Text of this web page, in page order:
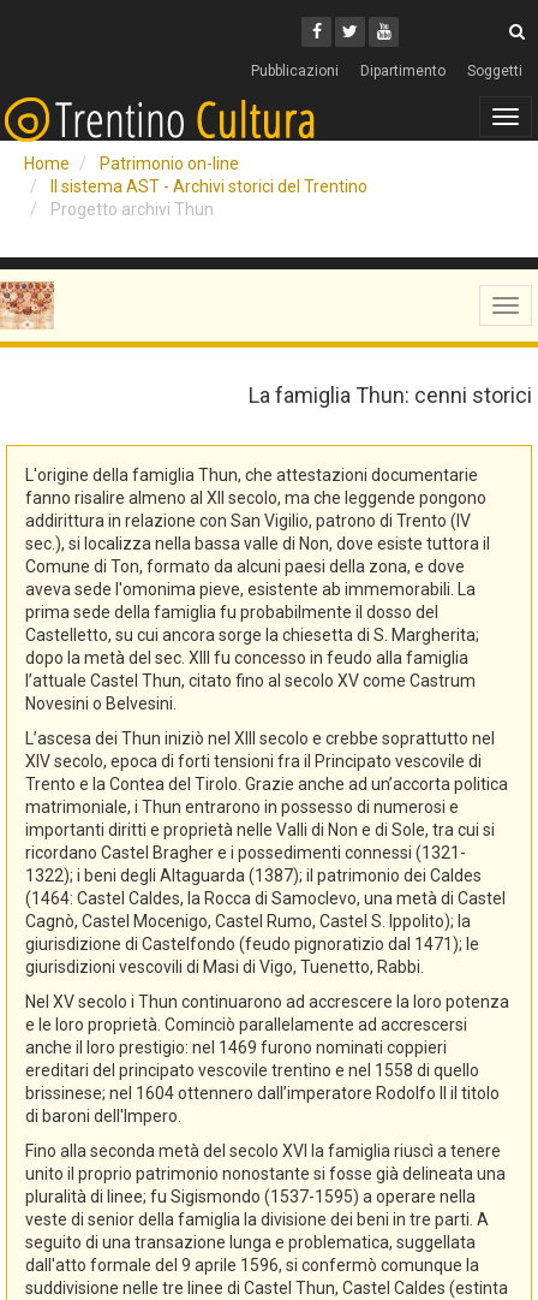
Facebook
Twitter
Youtube
Pubblicazioni Dipartimento Soggetti
Home
Patrimonio on-line
Il sistema AST - Archivi storici del Trentino
Progetto archivi Thun
La famiglia Thun: cenni storici
L'origine della famiglia Thun, che attestazioni documentarie
fanno risalire almeno al XII secolo, ma che leggende pongono
addirittura in relazione con San Vigilio, patrono di Trento (IV
sec.), si localizza nella bassa valle di Non, dove esiste tuttora il
Comune di Ton, formato da alcuni paesi della zona, e dove
aveva sede l'omonima pieve, esistente ab immemorabili. La
prima sede della famiglia fu probabilmente il dosso del
Castelletto, su cui ancora sorge la chiesetta di S. Margherita;
dopo la metà del sec. XIII fu concesso in feudo alla famiglia
l’attuale Castel Thun, citato fino al secolo XV come Castrum
Novesini o Belvesini.
L’ascesa dei Thun iniziò nel XIII secolo e crebbe soprattutto nel
XIV secolo, epoca di forti tensioni fra il Principato vescovile di
Trento e la Contea del Tirolo. Grazie anche ad un’accorta politica
matrimoniale, i Thun entrarono in possesso di numerosi e
importanti diritti e proprietà nelle Valli di Non e di Sole, tra cui si
ricordano Castel Bragher e i possedimenti connessi (1321-
1322); i beni degli Altaguarda (1387); il patrimonio dei Caldes
(1464: Castel Caldes, la Rocca di Samoclevo, una metà di Castel
Cagnò, Castel Mocenigo, Castel Rumo, Castel S. Ippolito); la
giurisdizione di Castelfondo (feudo pignoratizio dal 1471); le
giurisdizioni vescovili di Masi di Vigo, Tuenetto, Rabbi.
Nel XV secolo i Thun continuarono ad accrescere la loro potenza
e le loro proprietà. Cominciò parallelamente ad accrescersi
anche il loro prestigio: nel 1469 furono nominati coppieri
ereditari del principato vescovile trentino e nel 1558 di quello
brissinese; nel 1604 ottennero dall’imperatore Rodolfo II il titolo
di baroni dell'Impero.
Fino alla seconda metà del secolo XVI la famiglia riuscì a tenere
unito il proprio patrimonio nonostante si fosse già delineata una
pluralità di linee; fu Sigismondo (1537-1595) a operare nella
veste di senior della famiglia la divisione dei beni in tre parti. A
seguito di una transazione lunga e problematica, suggellata
dall'atto formale del 9 aprile 1596, si confermò comunque la
suddivisione nelle tre linee di Castel Thun, Castel Caldes (estinta